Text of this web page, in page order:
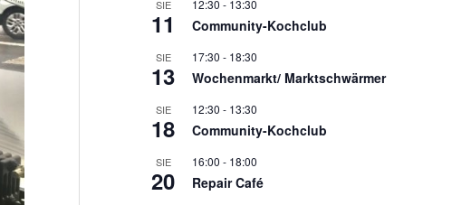
SIE
11
12:30 - 13:30
Community-Kochclub
SIE
13
17:30 - 18:30
Wochenmarkt/ Marktschwärmer
SIE
18
12:30 - 13:30
Community-Kochclub
SIE
20
16:00 - 18:00
Repair Café